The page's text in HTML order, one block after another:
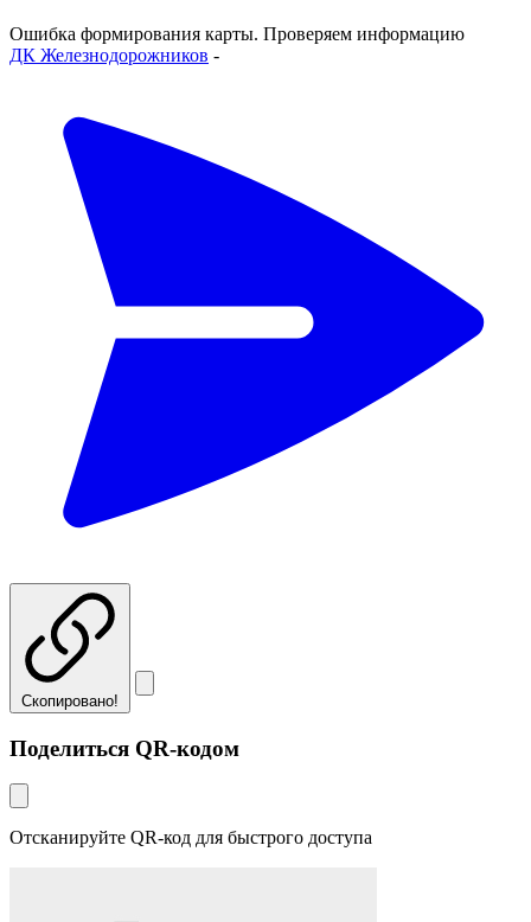
Ошибка формирования карты. Проверяем информацию
ДК Железнодорожников -
Скопировано!
Поделиться QR-кодом
Отсканируйте QR-код для быстрого доступа